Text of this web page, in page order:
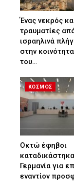
Ένας νεκρός
τραυματίες
ισραηλινά
στην
του…
ΚΟΣΜΟΣ
Οκτώ έφηβοι
Γερμανία για
εναντίον